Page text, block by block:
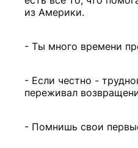
из Америки.
- Ты много времени
- Если честно -
переживал
- Помнишь свои